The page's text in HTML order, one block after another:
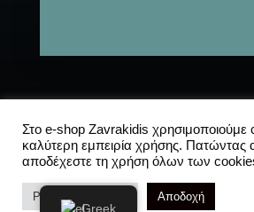
© 2021-2025 All
Rights Reserved
Στο e-shop Zavrakidis χρησιμοποιούμε
καλύτερη εμπειρία χρήσης. Πατώντας
αποδέχεστε τη χρήση όλων των
Ρυθμίσεις Cookies Αποδοχή
Greek